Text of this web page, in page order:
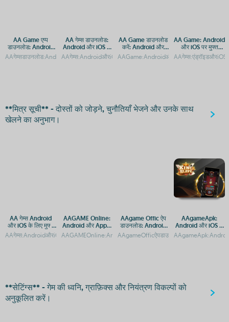
AA Game एप्प
डाउनलोड: Android
और iOS पर मुफ्त गेमिंग
AA गेम्स डाउनलोड:
Android और iOS के
लिए मुफ्त गेमिंग ऐप
AA Game डाउनलोड
करें: Android और
iOS के लिए मुफ्त गेमिंग
ऐप
AA Game: Android
और iOS पर मुफ्त
डाउनलोड और एक्सेस
गाइड
**मित्र सूची** - दोस्तों को जोड़ने, चुनौतियाँ भेजने और उनके साथ
खेलने का अनुभाग।
AA गेम्स Android
और iOS के लिए मुफ्त
गेम्स
AAगेम्स:AndroidऔरiOSपरमुफ्तगेमिंगऐपAAGame:AndroidऔरiOSपरडाउनलोडकरनेकातरीका
AAGAME Online:
Android और Apple
पर ऐप्स और APK
एक्सेस
AAgame Offic ऐप
डाउनलोड: Android
और iOS प्लेटफ़ॉर्म पर
एक्सेस गाइड
AAgameApk:
Android और iOS के
लिए मुफ्त गेम डाउनलोड
करें
**सेटिंग्स** - गेम की ध्वनि, ग्राफ़िक्स और नियंत्रण विकल्पों को
अनुकूलित करें।